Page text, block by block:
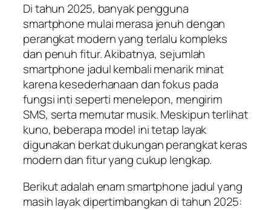
Di tahun 2025, banyak pengguna
smartphone mulai merasa jenuh dengan
perangkat modern yang terlalu kompleks
dan penuh fitur. Akibatnya, sejumlah
smartphone jadul kembali menarik minat
karena kesederhanaan dan fokus pada
fungsi inti seperti menelepon, mengirim
SMS, serta memutar musik. Meskipun terlihat
kuno, beberapa model ini tetap layak
digunakan berkat dukungan perangkat keras
modern dan fitur yang cukup lengkap.
Berikut adalah enam smartphone jadul yang
masih layak dipertimbangkan di tahun 2025: